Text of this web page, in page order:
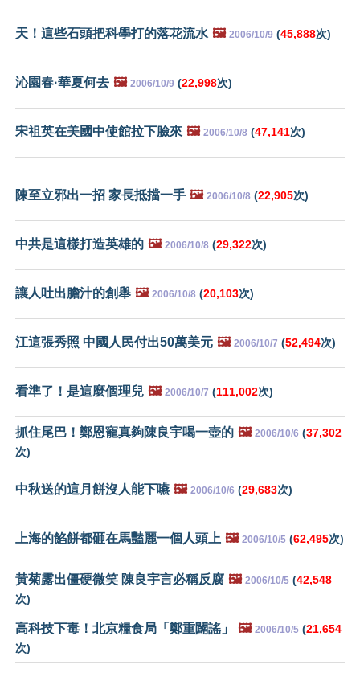
天！這些石頭把科學打的落花流水 🖼️ 2006/10/9 (45,888次)
沁園春·華夏何去 🖼️ 2006/10/9 (22,998次)
宋祖英在美國中使館拉下臉來 🖼️ 2006/10/8 (47,141次)
陳至立邪出一招 家長抵擋一手 🖼️ 2006/10/8 (22,905次)
中共是這樣打造英雄的 🖼️ 2006/10/8 (29,322次)
讓人吐出膽汁的創舉 🖼️ 2006/10/8 (20,103次)
江這張秀照 中國人民付出50萬美元 🖼️ 2006/10/7 (52,494次)
看準了！是這麼個理兒 🖼️ 2006/10/7 (111,002次)
抓住尾巴！鄭恩寵真夠陳良宇喝一壺的 🖼️ 2006/10/6 (37,302
次)
中秋送的這月餅沒人能下嚥 🖼️ 2006/10/6 (29,683次)
上海的餡餅都砸在馬豔麗一個人頭上 🖼️ 2006/10/5 (62,495次)
黃菊露出僵硬微笑 陳良宇言必稱反腐 🖼️ 2006/10/5 (42,548
次)
高科技下毒！北京糧食局「鄭重闢謠」 🖼️ 2006/10/5 (21,654
次)